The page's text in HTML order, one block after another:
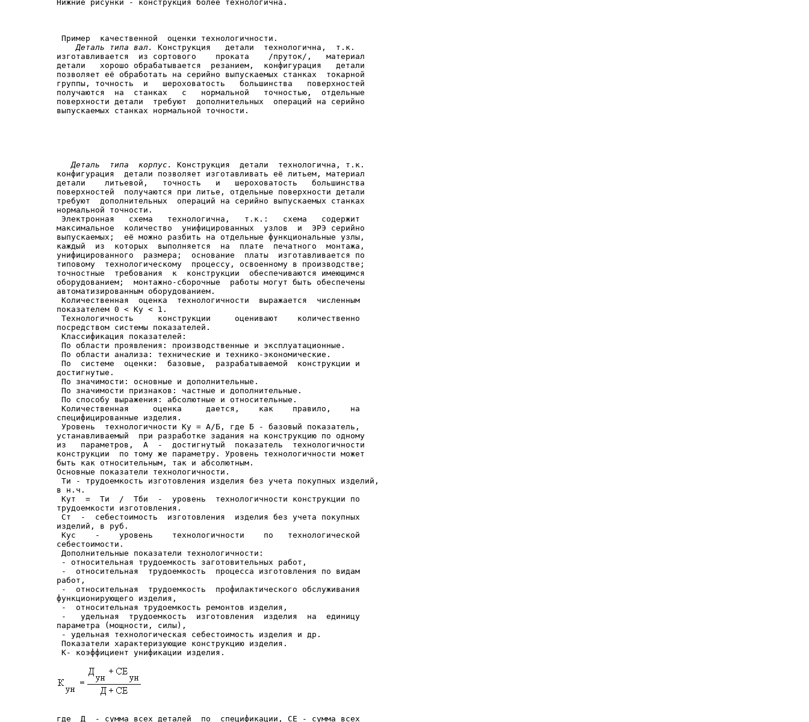
Пример  качественной  оценки технологичности.
Деталь типа вал.
Конструкция   детали  технологична,  т.к.
изготавливается  из сортового    проката    /пруток/,   материал
детали   хорошо обрабатывается  резанием,  конфигурация   детали
позволяет её обработать на серийно выпускаемых станках  токарной
группы, точность  и   шероховатость   большинства   поверхностей
получаются  на  станках   с   нормальной   точностью,  отдельные
поверхности детали  требуют  дополнительных  операций на серийно
выпускаемых станках нормальной точности.
Деталь  типа  корпус.
Конструкция  детали  технологична, т.к.
конфигурация  детали позволяет изготавливать её литьем, материал
детали    литьевой,   точность   и   шероховатость   большинства
поверхностей  получаются при литье, отдельные поверхности детали
требуют  дополнительных  операций на серийно выпускаемых станках
нормальной точности.
Электронная   схема   технологична,   т.к.:   схема   содержит
максимальное  количество  унифицированных  узлов  и  ЭРЭ серийно
выпускаемых;  её можно разбить на отдельные функциональные узлы,
каждый  из  которых  выполняется  на  плате  печатного  монтажа,
унифицированного  размера;  основание  платы  изготавливается по
типовому  технологическому  процессу, освоенному в производстве;
точностные  требования  к  конструкции  обеспечиваются имеющимся
оборудованием;  монтажно-сборочные  работы могут быть обеспечены
автоматизированным оборудованием.
Количественная  оценка  технологичности  выражается  численным
показателем 0 < Ку < 1.
Технологичность     конструкции     оценивают    количественно
посредством системы показателей.
Классификация показателей:
По области проявления: производственные и эксплуатационные.
По области анализа: технические и технико-экономические.
По  системе  оценки:  базовые,  разрабатываемой  конструкции и
достигнутые.
По значимости: основные и дополнительные.
По значимости признаков: частные и дополнительные.
По способу выражения: абсолютные и относительные.
Количественная     оценка     дается,    как    правило,    на
специфицированные изделия.
Уровень  технологичности Ку = А/Б, где Б - базовый показатель,
устанавливаемый  при разработке задания на конструкцию по одному
из   параметров,  А  -  достигнутый  показатель  технологичности
конструкции  по тому же параметру. Уровень технологичности может
быть как относительным, так и абсолютным.
Основные показатели технологичности.
Ти - трудоемкость изготовления изделия без учета покупных изделий,
в н.ч.
Кут  =  Ти  /  Тби  -  уровень  технологичности конструкции по
трудоемкости изготовления.
Ст  -  себестоимость  изготовления  изделия без учета покупных
изделий, в руб.
Кус    -    уровень    технологичности    по   технологической
себестоимости.
Дополнительные показатели технологичности:
- относительная трудоемкость заготовительных работ,
-  относительная  трудоемкость  процесса изготовления по видам
работ,
-  относительная  трудоемкость  профилактического обслуживания
функционирующего изделия,
-  относительная трудоемкость ремонтов изделия,
-   удельная  трудоемкость  изготовления  изделия  на  единицу
параметра (мощности, силы),
- удельная технологическая себестоимость изделия и др.
Показатели характеризующие конструкцию изделия.
К- коэффициент унификации изделия.
где  Д  - сумма всех деталей  по  спецификации, СЕ - сумма всех